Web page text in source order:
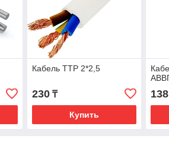
Кабель ТТР 2*2,5
230₸
Купить
138